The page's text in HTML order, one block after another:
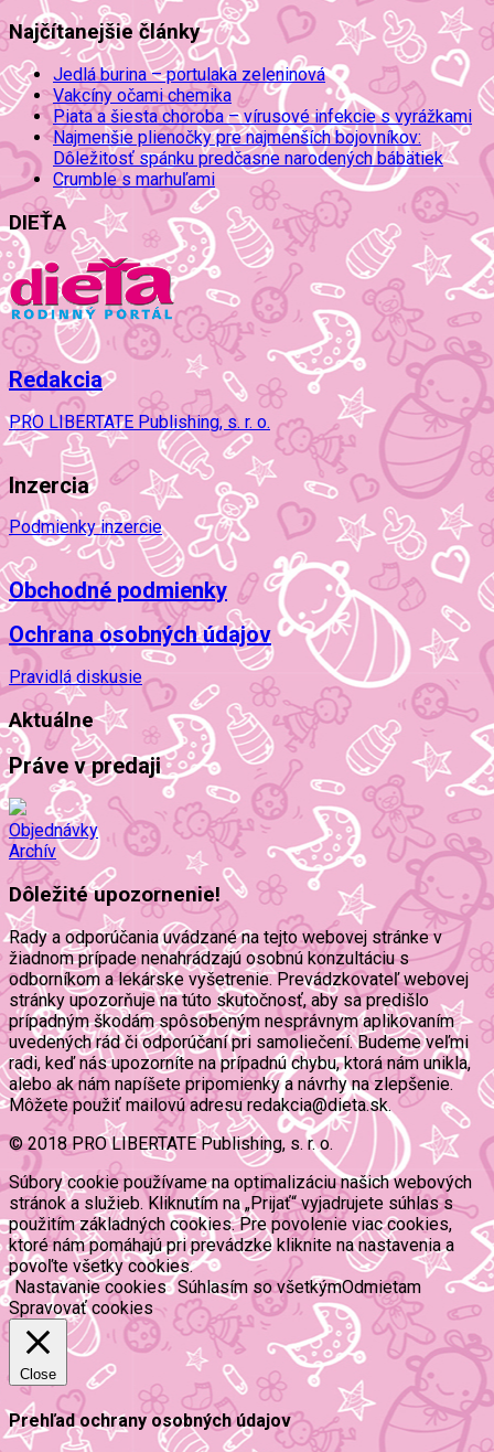
Najčítanejšie články
Jedlá burina – portulaka zeleninová
Vakcíny očami chemika
Piata a šiesta choroba – vírusové infekcie s vyrážkami
Najmenšie plienočky pre najmenších bojovníkov:
Dôležitosť spánku predčasne narodených bábätiek
Crumble s marhuľami
DIEŤA
Redakcia
PRO LIBERTATE Publishing, s. r. o.
Inzercia
Podmienky inzercie
Obchodné podmienky
Ochrana osobných údajov
Pravidlá diskusie
Aktuálne
Práve v predaji
Objednávky
Archív
Dôležité upozornenie!
Rady a odporúčania uvádzané na tejto webovej stránke v
žiadnom prípade nenahrádzajú osobnú konzultáciu s
odborníkom a lekárske vyšetrenie. Prevádzkovateľ webovej
stránky upozorňuje na túto skutočnosť, aby sa predišlo
prípadným škodám spôsobeným nesprávnym aplikovaním
uvedených rád či odporúčaní pri samoliečení. Budeme veľmi
radi, keď nás upozorníte na prípadnú chybu, ktorá nám unikla,
alebo ak nám napíšete pripomienky a návrhy na zlepšenie.
Môžete použiť mailovú adresu redakcia@dieta.sk.
© 2018 PRO LIBERTATE Publishing, s. r. o.
Súbory cookie používame na optimalizáciu našich webových
stránok a služieb. Kliknutím na „Prijať“ vyjadrujete súhlas s
použitím základných cookies. Pre povolenie viac cookies,
ktoré nám pomáhajú pri prevádzke kliknite na nastavenia a
povoľte všetky cookies.
Nastavanie cookies Súhlasím so všetkýmOdmietam
Spravovať cookies
Close
Prehľad ochrany osobných údajov